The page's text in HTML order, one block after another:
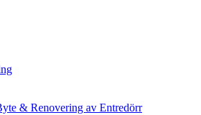
& Renovering av Entredörr